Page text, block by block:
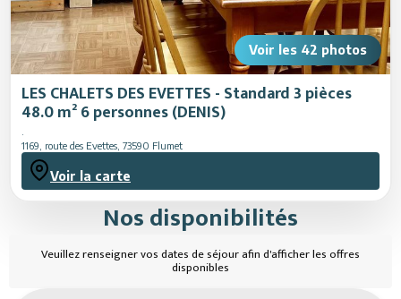
Voir les 42 photos
LES CHALETS DES EVETTES - Standard 3 pièces
48.0 m² 6 personnes (DENIS)
1169, route des Evettes 73590 Flumet
Voir la carte
Nos disponibilités
Veuillez renseigner vos dates de séjour afin d'afficher les offres
disponibles